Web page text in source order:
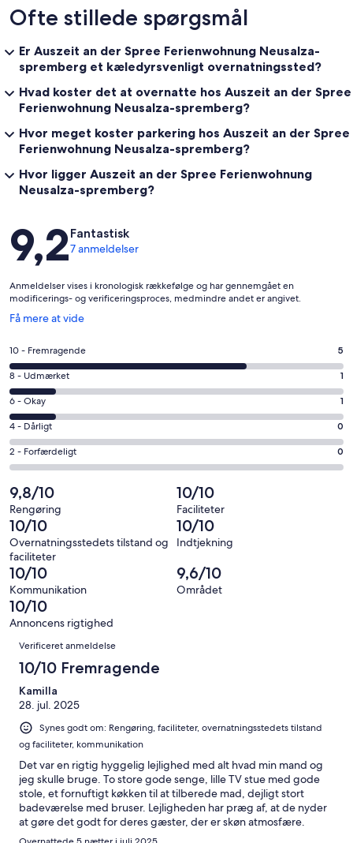
Ofte stillede spørgsmål
Er Auszeit an der Spree Ferienwohnung Neusalza-
spremberg et kæledyrsvenligt overnatningssted?
Hvad koster det at overnatte hos Auszeit an der Spree
Ferienwohnung Neusalza-spremberg?
Hvor meget koster parkering hos Auszeit an der Spree
Ferienwohnung Neusalza-spremberg?
Hvor ligger Auszeit an der Spree Ferienwohnung
Neusalza-spremberg?
Anmeldelser
9,2Fantastisk
7 anmeldelser
Anmeldelser vises i kronologisk rækkefølge og har gennemgået en
modificerings- og verificeringsproces, medmindre andet er angivet.
Få mere at vide
Åbner
et
nyt
vindue
Bedømmelse
på
10
−
Fremragende.
5
af
i
alt
7
anmeldelser
10 - Fremragende 5
Bedømmelse
på
8
−
Udmærket.
1
i
alt
7
anmeldelser
8 - Udmærket 1
Bedømmelse
på
6
−
Okay.
1
af
i
alt
7
anmeldelser
6 - Okay 1
Bedømmelse
på
4
Dårligt.
0
af
i
alt
7
anmeldelser
4 - Dårligt 0
Bedømmelse
på
2
−
Forfærdeligt.
0
af
i
alt
7
anmeldelser
2 - Forfærdeligt 0
9,8/10
Rengøring
10/10
Faciliteter
10/10
Overnatningsstedets tilstand og
faciliteter
10/10
Indtjekning
10/10
Kommunikation
9,6/10
Området
10/10
Annoncens rigtighed
Anmeldelser
Verificeret anmeldelse
10/10 Fremragende
Kamilla
28. jul. 2025
Synes godt om: Rengøring, faciliteter, overnatningsstedets tilstand
og faciliteter, kommunikation
Det var en rigtig hyggelig lejlighed med alt hvad min mand og
jeg skulle bruge. To store gode senge, lille TV stue med gode
stole, et fornuftigt køkken til at tilberede mad, dejligt stort
badeværelse med bruser. Lejligheden har præg af, at de nyder
at gøre det godt for deres gæster, der er skøn atmosfære.
Området er perfekt, der er en rigtig god restaurant i gå afstand